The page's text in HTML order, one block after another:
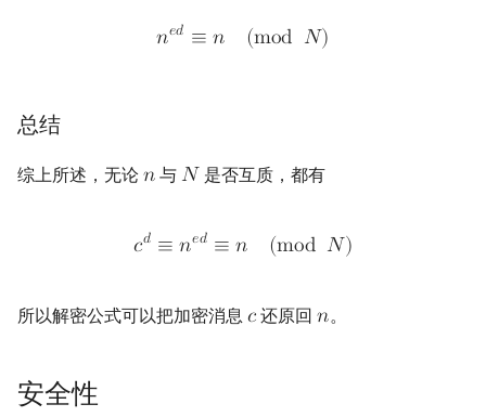
𝑛𝑒𝑑 ≡ 𝑛 (mod 𝑁)
总结
综上所述，无论 𝑛 与 𝑁 是否互质，都有
𝑐𝑑 ≡ 𝑛𝑒𝑑 ≡ 𝑛 (mod 𝑁)
所以解密公式可以把加密消息 𝑐 还原回𝑛。
安全性